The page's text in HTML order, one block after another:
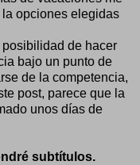
opciones elegidas
de hacer
bajo un punto de
de la competencia,
post, parece que la
unos días de
subtítulos.